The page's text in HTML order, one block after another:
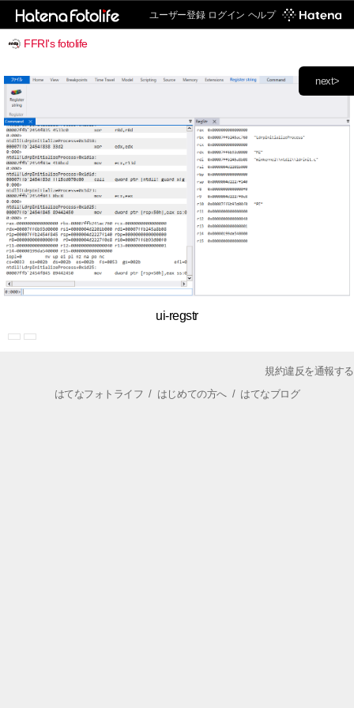
ユーザー登録 ログイン ヘルプ
FFRI's fotolife
next>
ui-regstr
規約違反を通報する
はてなフォトライフ / はじめての方へ/ はてなブログ